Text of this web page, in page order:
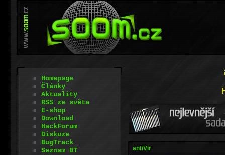
antiVir
Homepage
Články
Aktuality
RSS ze světa
E-shop
Download
HackForum
Diskuze
BugTrack
Seznam BT